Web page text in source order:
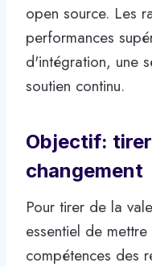
open source. Les
performances
d'intégration, une
soutien continu.
Objectif:
changement
Pour tirer de la
essentiel de
compétences des